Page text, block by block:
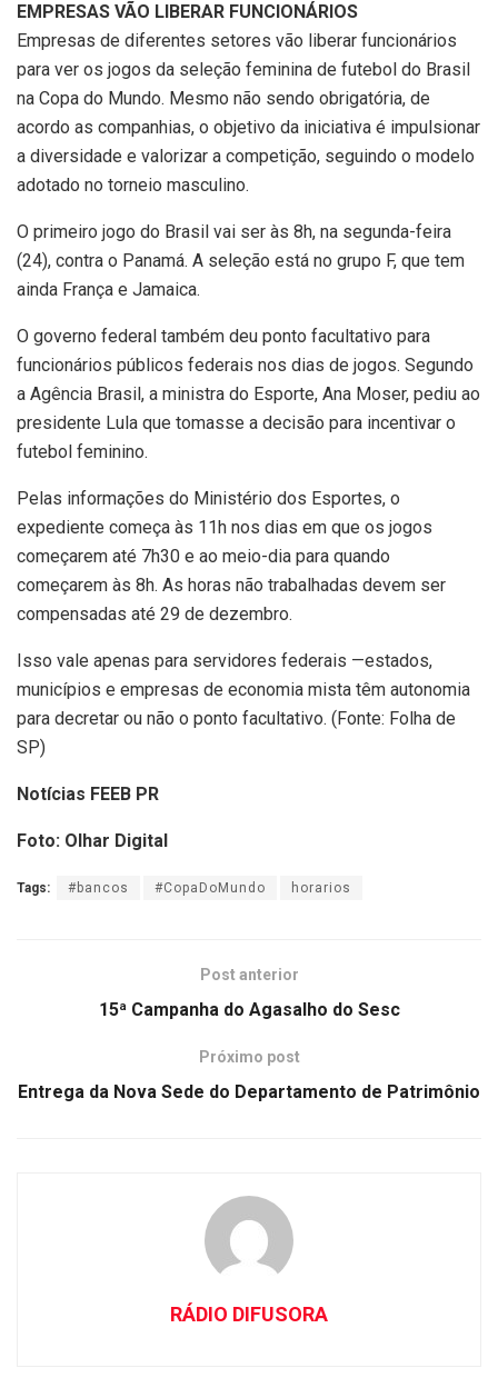
EMPRESAS VÃO LIBERAR FUNCIONÁRIOS
Empresas de diferentes setores vão liberar funcionários
para ver os jogos da seleção feminina de futebol do Brasil
na Copa do Mundo. Mesmo não sendo obrigatória, de
acordo as companhias, o objetivo da iniciativa é impulsionar
a diversidade e valorizar a competição, seguindo o modelo
adotado no torneio masculino.
O primeiro jogo do Brasil vai ser às 8h, na segunda-feira
(24), contra o Panamá. A seleção está no grupo F, que tem
ainda França e Jamaica.
O governo federal também deu ponto facultativo para
funcionários públicos federais nos dias de jogos. Segundo
a Agência Brasil, a ministra do Esporte, Ana Moser, pediu ao
presidente Lula que tomasse a decisão para incentivar o
futebol feminino.
Pelas informações do Ministério dos Esportes, o
expediente começa às 11h nos dias em que os jogos
começarem até 7h30 e ao meio-dia para quando
começarem às 8h. As horas não trabalhadas devem ser
compensadas até 29 de dezembro.
Isso vale apenas para servidores federais —estados,
municípios e empresas de economia mista têm autonomia
para decretar ou não o ponto facultativo. (Fonte: Folha de
SP)
Notícias FEEB PR
Foto: Olhar Digital
Tags: #bancos #CopaDoMundo horarios
Post anterior
15ª Campanha do Agasalho do Sesc
Próximo post
Entrega da Nova Sede do Departamento de Patrimônio
RÁDIO DIFUSORA